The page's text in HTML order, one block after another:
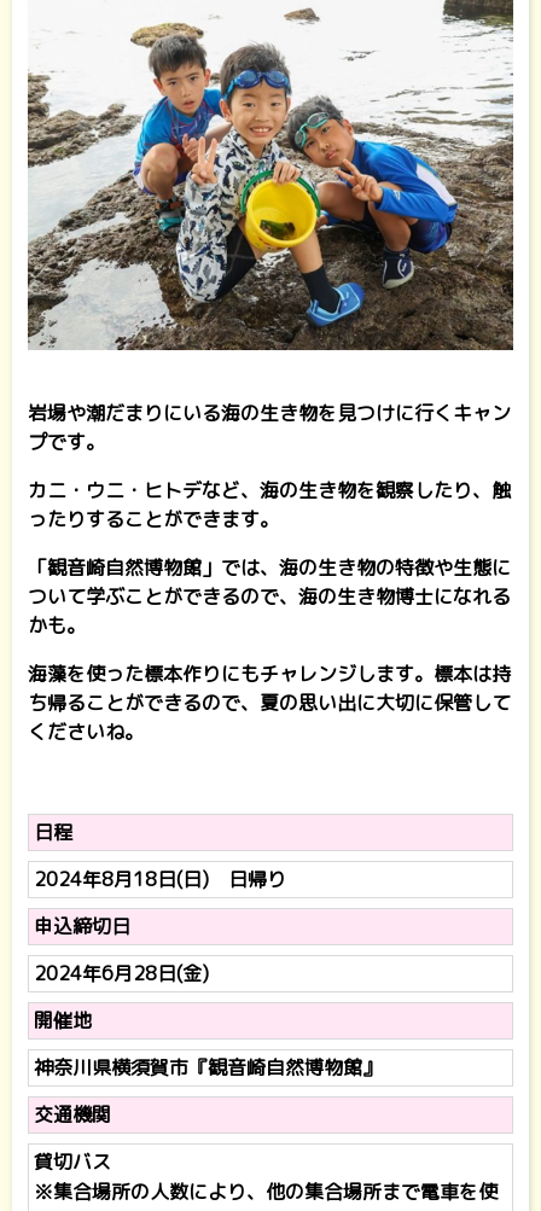
岩場や潮だまりにいる海の生き物を見つけに行くキャン
プです。
カニ・ウニ・ヒトデなど、海の生き物を観察したり、触
ったりすることができます。
「観音崎自然博物館」では、海の生き物の特徴や生態に
ついて学ぶことができるので、海の生き物博士になれる
かも。
海藻を使った標本作りにもチャレンジします。標本は持
ち帰ることができるので、夏の思い出に大切に保管して
くださいね。
日程
2024年8月18日(日) 日帰り
申込締切日
2024年6月28日(金)
開催地
神奈川県横須賀市『観音崎自然博物館』
交通機関
貸切バス
※集合場所の人数により、他の集合場所まで電車を使